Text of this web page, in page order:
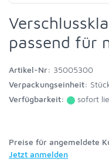
passend für
Artikel-Nr: 35005300
Verpackungseinheit:
Verfügbarkeit:
sofort
Preise für angemeldete
Jetzt anmelden